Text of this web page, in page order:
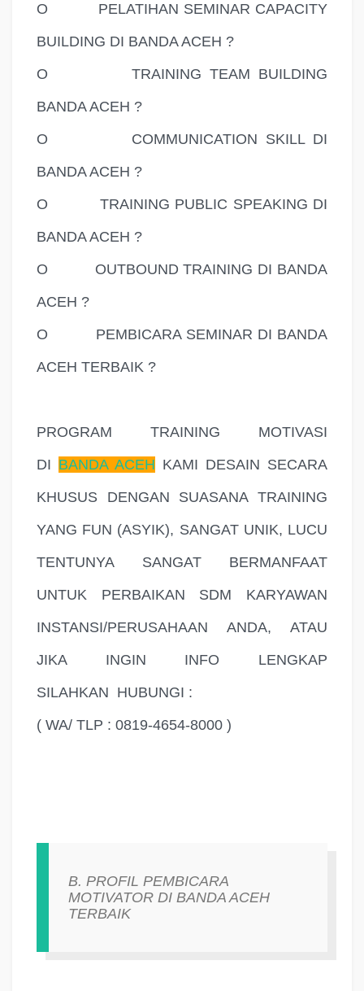
O
PELATIHAN SEMINAR CAPACITY
BUILDING DI BANDA ACEH ?
O
TRAINING TEAM BUILDING
BANDA ACEH ?
O
COMMUNICATION SKILL DI
BANDA ACEH ?
O
TRAINING PUBLIC SPEAKING DI
BANDA ACEH ?
O
OUTBOUND TRAINING DI BANDA
ACEH ?
O
PEMBICARA SEMINAR DI BANDA
ACEH TERBAIK ?
PROGRAM TRAINING MOTIVASI
DI BANDA ACEH KAMI DESAIN SECARA
KHUSUS DENGAN SUASANA TRAINING
YANG FUN (ASYIK), SANGAT UNIK, LUCU
TENTUNYA SANGAT BERMANFAAT
UNTUK PERBAIKAN SDM KARYAWAN
INSTANSI/PERUSAHAAN ANDA, ATAU
JIKA INGIN INFO LENGKAP
SILAHKAN HUBUNGI :
( WA/ TLP : 0819-4654-8000 )
B. PROFIL PEMBICARA
MOTIVATOR DI BANDA ACEH
TERBAIK